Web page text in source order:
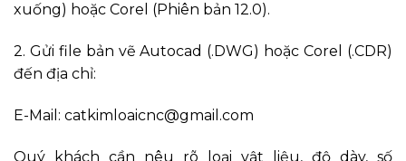
xuống) hoặc Corel (Phiên bản 12.0).
2. Gửi file bản vẽ Autocad (.DWG) hoặc Corel (.CDR)
đến địa chỉ:
E-Mail: catkimloaicnc@gmail.com
Quý khách cần nêu rõ loại vật liệu, độ dày, số